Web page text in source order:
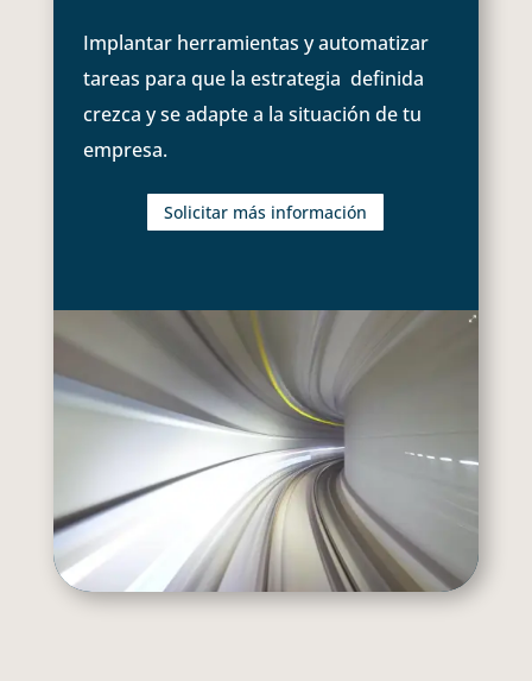
Implantar herramientas y automatizar
tareas para que la estrategia definida
crezca y se adapte a la situación de tu
empresa.
Solicitar más información